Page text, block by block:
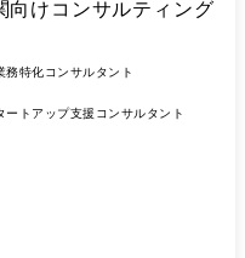
けコンサルティング
務特化コンサルタント
ートアップ支援コンサルタント